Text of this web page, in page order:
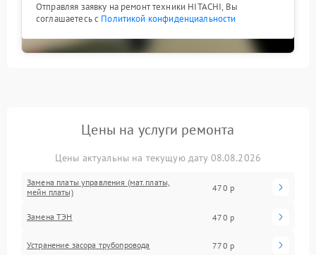
Отправляя заявку на ремонт техники HITACHI, Вы
соглашаетесь с Политикой конфиденциальности
Цены на услуги ремонта
Цены актуальны на текущую дату 08.08.2026
Замена платы управления (мат.платы,
мейн платы)
470 р
Замена ТЭН 470 р
Устранение засора трубопровода 770 р